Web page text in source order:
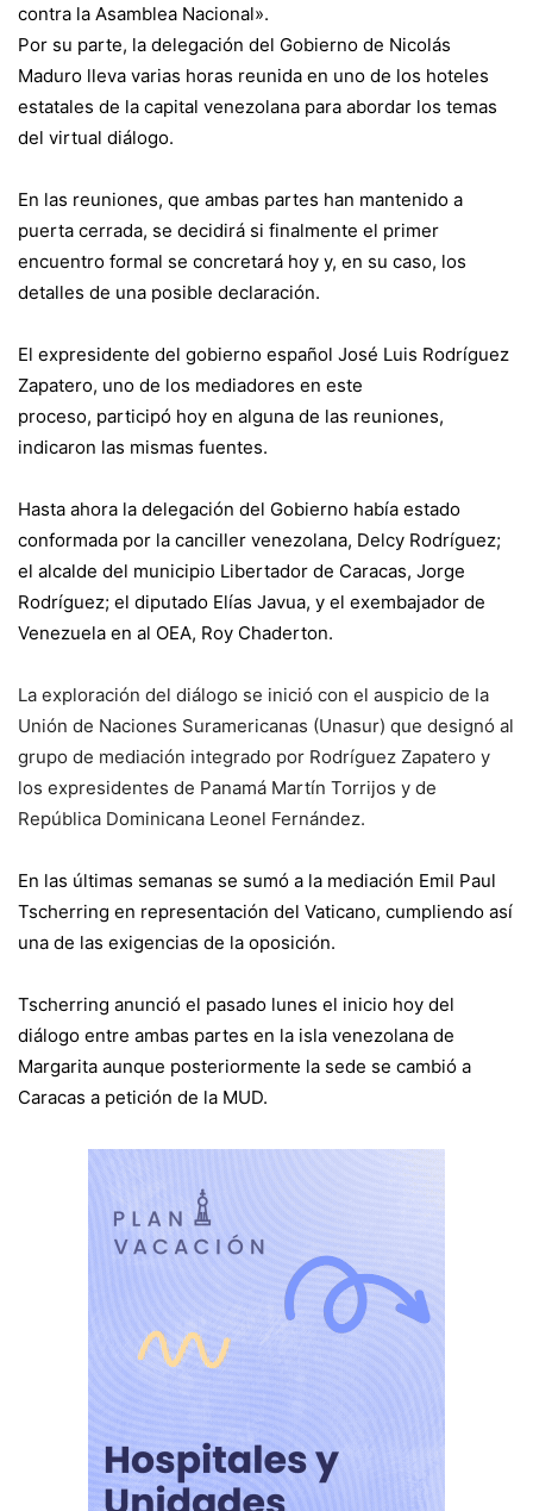
contra la Asamblea Nacional».
Por su parte, la delegación del Gobierno de Nicolás
Maduro lleva varias horas reunida en uno de los hoteles
estatales de la capital venezolana para abordar los temas
del virtual diálogo.
En las reuniones, que ambas partes han mantenido a
puerta cerrada, se decidirá si finalmente el primer
encuentro formal se concretará hoy y, en su caso, los
detalles de una posible declaración.
El expresidente del gobierno español José Luis Rodríguez
Zapatero, uno de los mediadores en este
proceso, participó hoy en alguna de las reuniones,
indicaron las mismas fuentes.
Hasta ahora la delegación del Gobierno había estado
conformada por la canciller venezolana, Delcy Rodríguez;
el alcalde del municipio Libertador de Caracas, Jorge
Rodríguez; el diputado Elías Javua, y el exembajador de
Venezuela en al OEA, Roy Chaderton.
La exploración del diálogo se inició con el auspicio de la
Unión de Naciones Suramericanas (Unasur) que designó al
grupo de mediación integrado por Rodríguez Zapatero y
los expresidentes de Panamá Martín Torrijos y de
República Dominicana Leonel Fernández.
En las últimas semanas se sumó a la mediación Emil Paul
Tscherring en representación del Vaticano, cumpliendo así
una de las exigencias de la oposición.
Tscherring anunció el pasado lunes el inicio hoy del
diálogo entre ambas partes en la isla venezolana de
Margarita aunque posteriormente la sede se cambió a
Caracas a petición de la MUD.